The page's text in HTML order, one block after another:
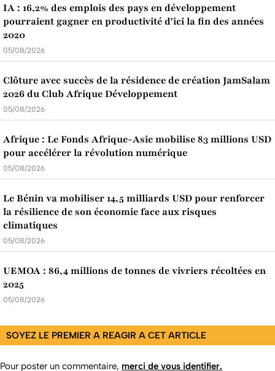
IA : 16,2% des emplois des pays en développement
pourraient gagner en productivité d'ici la fin des années
2020
05/08/2026
Clôture avec succès de la résidence de création JamSalam
2026 du Club Afrique Développement
05/08/2026
Afrique : Le Fonds Afrique-Asie mobilise 83 millions USD
pour accélérer la révolution numérique
05/08/2026
Le Bénin va mobiliser 14,5 milliards USD pour renforcer
la résilience de son économie face aux risques
climatiques
05/08/2026
UEMOA : 86,4 millions de tonnes de vivriers récoltées en
2025
05/08/2026
SOYEZ LE PREMIER A REAGIR A CET ARTICLE
Pour poster un commentaire, merci de vous identifier.